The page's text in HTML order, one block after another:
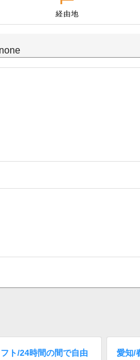
経由地
ト/24時間の間で自由
愛知/